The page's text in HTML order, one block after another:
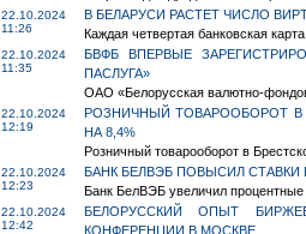
22.10.2024
11:26
В БЕЛАРУСИ РАСТЕТ ЧИСЛО
Каждая четвертая банковская
22.10.2024
11:35
БВФБ ВПЕРВЫЕ
ПАСЛУГА»
ОАО «Белорусская валютно-
22.10.2024
12:19
РОЗНИЧНЫЙ ТОВАРООБОРОТ В
НА 8,4%
Розничный товарооборот в
22.10.2024
12:23
БАНК БЕЛВЭБ ПОВЫСИЛ
Банк БелВЭБ увеличил процентные
22.10.2024
12:42
БЕЛОРУССКИЙ ОПЫТ
КОНФЕРЕНЦИИ В МОСКВЕ